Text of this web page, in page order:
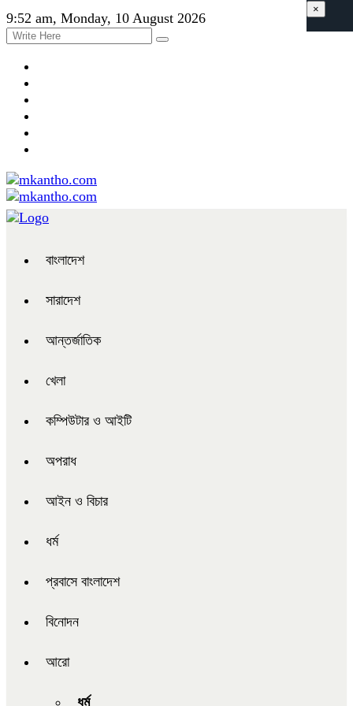
9:52 am, Monday, 10 August 2026
বাংলাদেশ
সারাদেশ
আন্তর্জাতিক
খেলা
কম্পিউটার ও আইটি
অপরাধ
আইন ও বিচার
ধর্ম
প্রবাসে বাংলাদেশ
বিনোদন
আরো
ধর্ম
×